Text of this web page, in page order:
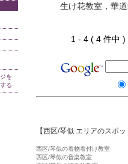
生け花教室，華
1 - 4 ( 4 件
【西区/琴似 エリアのスポ
西区/琴似の着物着付け教室
西区/琴似の音楽教室
を
る